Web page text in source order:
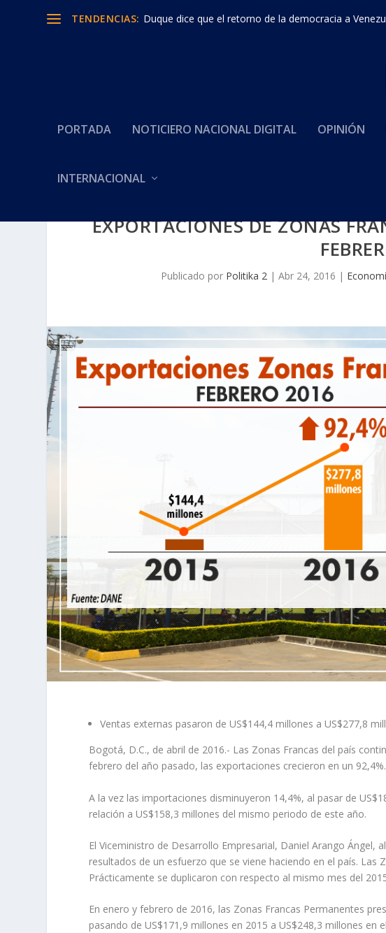
TENDENCIAS: Duque dice que el retorno de la democracia a
PORTADA NOTICIERO NACIONAL DIGITAL OPINIÓN
INTERNACIONAL
EXPORTACIONES DE ZONAS
Publicado por Politika 2| Abr 24, 2016 |
Ventas externas pasaron de US$144,4 millones a US$277,8
Bogotá, D.C., de abril de 2016.- Las Zonas Francas del país
febrero del año pasado, las exportaciones crecieron en un 92,4%.
A la vez las importaciones disminuyeron 14,4%, al pasar de
relación a US$158,3 millones del mismo periodo de este año.
El Viceministro de Desarrollo Empresarial, Daniel Arango Ángel,
resultados de un esfuerzo que se viene haciendo en el país. Las
Prácticamente se duplicaron con respecto al mismo mes del
En enero y febrero de 2016, las Zonas Francas Permanentes
pasando de US$171,9 millones en 2015 a US$248,3 millones en